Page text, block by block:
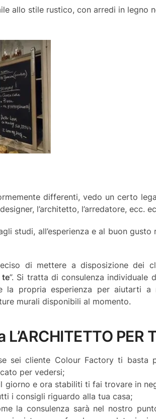
allo stile rustico, con arredi in legno
differenti, vedo un certo
l’architetto, l’arredatore, ecc.
studi, all’esperienza e al buon
di mettere a disposizione dei
te”. Si tratta di consulenza individuale
la propria esperienza per aiutarti
murali disponibili al momento.
PER
sei cliente Colour Factory ti basta
per vedersi;
giorno e ora stabiliti ti fai trovare in
i consigli riguardo alla tua casa;
la consulenza sarà nel nostro